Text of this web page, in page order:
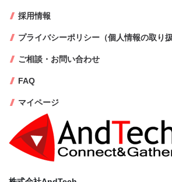
採用情報
プライバシーポリシー（個人情報の取り
ご相談・お問い合わせ
FAQ
マイページ